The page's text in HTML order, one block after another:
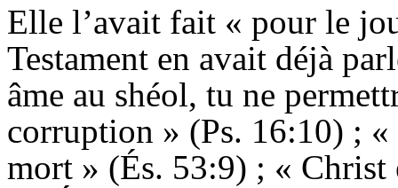
Elle l’avait fait « pour le
Testament en avait déjà
âme au shéol, tu ne
corruption » (Ps. 16:10) ; «
mort » (És. 53:9) ; « Christ